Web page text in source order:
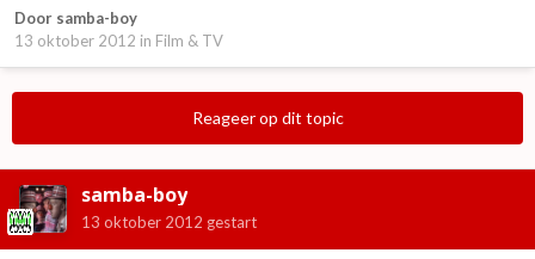
Door samba-boy
13 oktober 2012 in Film & TV
Reageer op dit topic
samba-boy
13 oktober 2012 gestart